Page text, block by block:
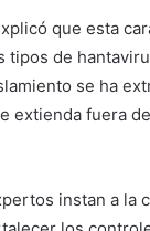
que esta
de
se ha
extienda fuera
instan a la